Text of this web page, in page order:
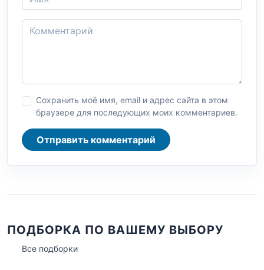
Сохранить моё имя, email и адрес сайта в этом
браузере для последующих моих комментариев.
Отправить комментарий
ПОДБОРКА ПО ВАШЕМУ ВЫБОРУ
Все подборки